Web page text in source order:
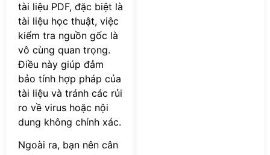
tài liệu PDF, đặc biệt là
tài liệu học thuật, việc
kiểm tra nguồn gốc là
vô cùng quan trọng.
Điều này giúp đảm
bảo tính hợp pháp của
tài liệu và tránh các rủi
ro về virus hoặc nội
dung không chính xác.
Ngoài ra, bạn nên cân